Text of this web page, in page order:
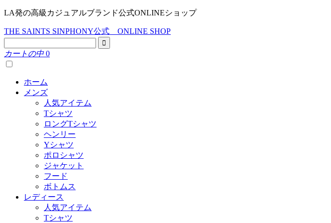
LA発の高級カジュアルブランド公式ONLINEショップ
THE SAINTS SINPHONY公式 ONLINE SHOP
カートの中 0
ホーム
メンズ
人気アイテム
Tシャツ
ロングTシャツ
ヘンリー
Yシャツ
ポロシャツ
ジャケット
フード
ボトムス
レディース
人気アイテム
Tシャツ